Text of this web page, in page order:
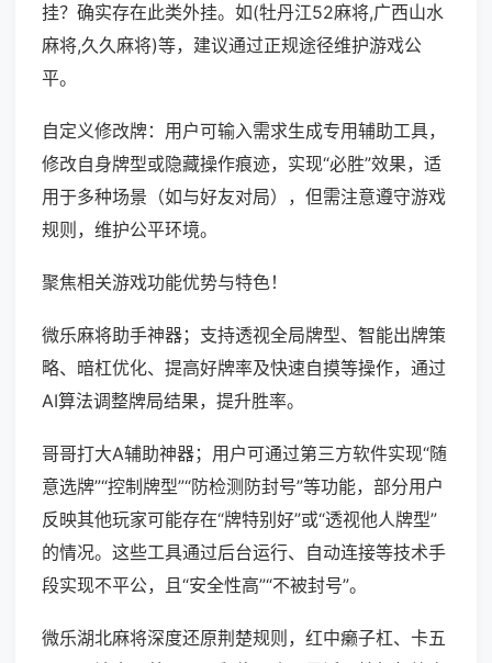
挂？确实存在此类外挂。如(牡丹江52麻将,广西山水
麻将,久久麻将)等，建议通过正规途径维护游戏公
平。
自定义修改牌：用户可输入需求生成专用辅助工具，
修改自身牌型或隐藏操作痕迹，实现“必胜”效果，适
用于多种场景（如与好友对局），但需注意遵守游戏
规则，维护公平环境。
聚焦相关游戏功能优势与特色！
微乐麻将助手神器；支持透视全局牌型、智能出牌策
略、暗杠优化、提高好牌率及快速自摸等操作，通过
AI算法调整牌局结果，提升胜率。
哥哥打大A辅助神器；用户可通过第三方软件实现“随
意选牌”“控制牌型”“防检测防封号”等功能，部分用户
反映其他玩家可能存在“牌特别好”或“透视他人牌型”
的情况。这些工具通过后台运行、自动连接等技术手
段实现不平公，且“安全性高”“不被封号”。
微乐湖北麻将深度还原荆楚规则，红中癞子杠、卡五